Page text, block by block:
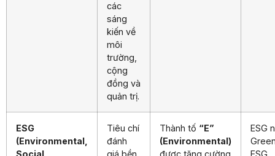
các
sáng
kiến về
môi
trường,
cộng
đồng và
quản trị.
ESG
(Environmental,
Tiêu chí
đánh
Thành tố “E”
(Environmental)
ESG